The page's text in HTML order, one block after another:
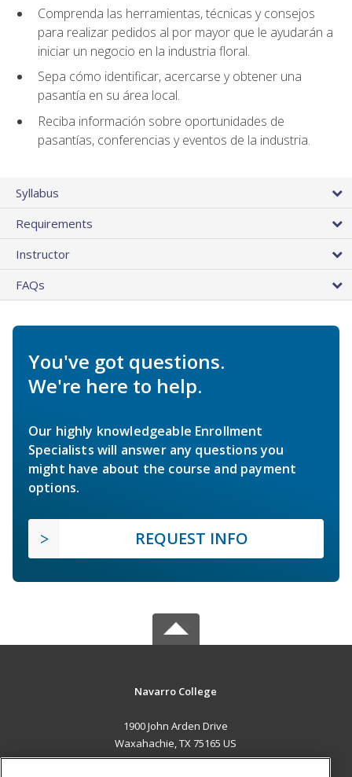
Comprenda las herramientas, técnicas y consejos
para realizar pedidos al por mayor que le ayudarán a
iniciar un negocio en la industria floral.
Sepa cómo identificar, acercarse y obtener una
pasantía en su área local.
Reciba información sobre oportunidades de
pasantías, conferencias y eventos de la industria.
Syllabus
Requirements
Instructor
FAQs
You've got questions.
We're here to help.
Our highly knowledgeable Enrollment
Specialists will answer any questions you
might have about the course and payment
options.
REQUEST INFO
Navarro College
1900 John Arden Drive
Waxahachie, TX 75165 US